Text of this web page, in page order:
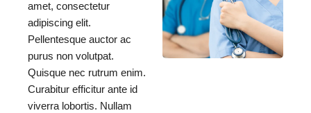
amet, consectetur
adipiscing elit.
Pellentesque auctor ac
purus non volutpat.
Quisque nec rutrum enim.
Curabitur efficitur ante id
viverra lobortis. Nullam